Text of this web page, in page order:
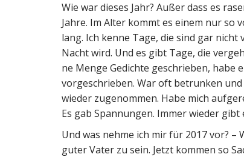
Wie war dieses Jahr? Außer dass es
Jahre. Im Alter kommt es einem nur so
lang. Ich kenne Tage, die sind gar nicht
Nacht wird. Und es gibt Tage, die
ne Menge Gedichte geschrieben, habe
vorgeschrieben. War oft betrunken
wieder zugenommen. Habe mich
Es gab Spannungen. Immer wieder
Und was nehme ich mir für 2017 vor? –
guter Vater zu sein. Jetzt kommen so